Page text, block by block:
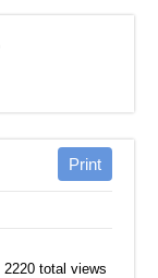
2220 total views